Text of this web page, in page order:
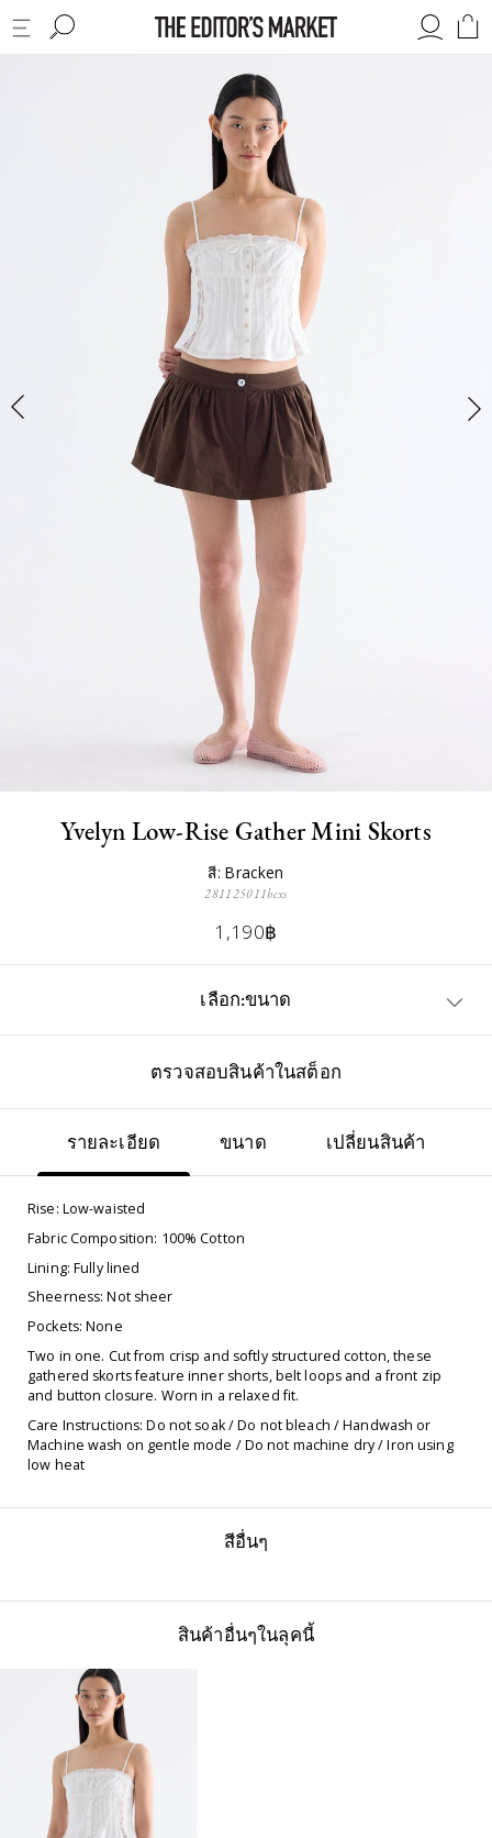
Yvelyn Low-Rise Gather Mini Skorts
สี: Bracken
281125011bcxs
1,190฿
เลือก:ขนาด
ตรวจสอบสินค้าในสต็อก
รายละเอียด ขนาด เปลี่ยนสินค้า
Rise: Low-waisted
Fabric Composition: 100% Cotton
Lining: Fully lined
Sheerness: Not sheer
Pockets: None
Two in one. Cut from crisp and softly structured cotton, these
gathered skorts feature inner shorts, belt loops and a front zip
and button closure. Worn in a relaxed fit.
Care Instructions: Do not soak / Do not bleach / Handwash or
Machine wash on gentle mode / Do not machine dry / Iron using
low heat
สีอื่นๆ
สินค้าอื่นๆในลุคนี้